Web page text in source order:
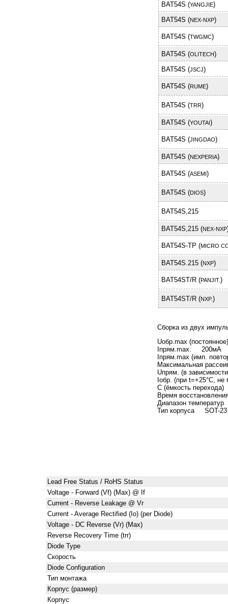
BAT54S (YANGJIE)
BAT54S (NEX-NXP)
BAT54S (TWGMC)
BAT54S (OLITECH)
BAT54S (JSCJ)
BAT54S (RUME)
BAT54S (TRR)
BAT54S (YOUTAI)
BAT54S (JINGDAO)
BAT54S (NEXPERIA)
BAT54S (ASEMI)
BAT54S (DIOS)
BAT54S,215
BAT54S,215 (NEX-NXP
BAT54S-TP (MICRO
BAT54S.215 (NXP)
BAT54ST/R (PANJIT.)
BAT54ST/R (NXP.)
Cборка из двух
Uобр.max
Iпрям.max. 200мА
Iпрям.max (имп.
Максимальная
Uпрям. (в
Iобр. (при t=+25°C,
C (ёмкость
Время
Диапазон
Тип корпуса SOT-23
Lead Free Status / RoHS Status
Voltage - Forward (Vf) (Max) @ If
Current - Reverse Leakage @ Vr
Current - Average Rectified (Io) (per Diode)
Voltage - DC Reverse (Vr) (Max)
Reverse Recovery Time (trr)
Diode Type
Скорость
Diode Configuration
Тип монтажа
Корпус (размер)
Корпус